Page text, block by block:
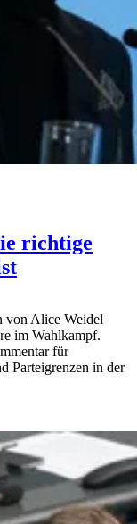
richtige
von Alice Weidel
im Wahlkampf.
für
Parteigrenzen in der